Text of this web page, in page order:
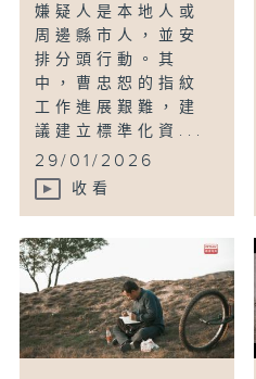
嫌疑人是本地人或
周邊縣市人，並安
排分頭行動。其
中，曹忠恕的指紋
工作進展艱難，建
議建立標準化資...
29/01/2026
收看